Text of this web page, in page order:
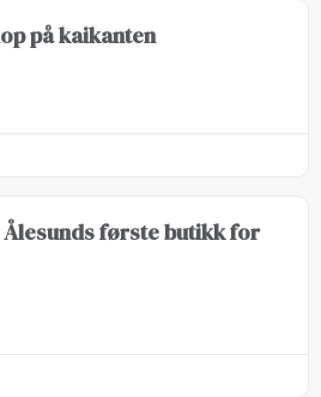
på kaikanten
første butikk for